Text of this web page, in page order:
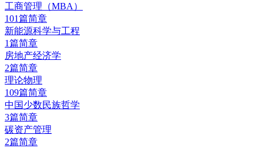
工商管理（MBA）
101篇简章
新能源科学与工程
1篇简章
房地产经济学
2篇简章
理论物理
109篇简章
中国少数民族哲学
3篇简章
碳资产管理
2篇简章